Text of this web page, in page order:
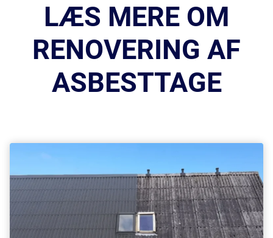
LÆS MERE OM
RENOVERING AF
ASBESTTAGE